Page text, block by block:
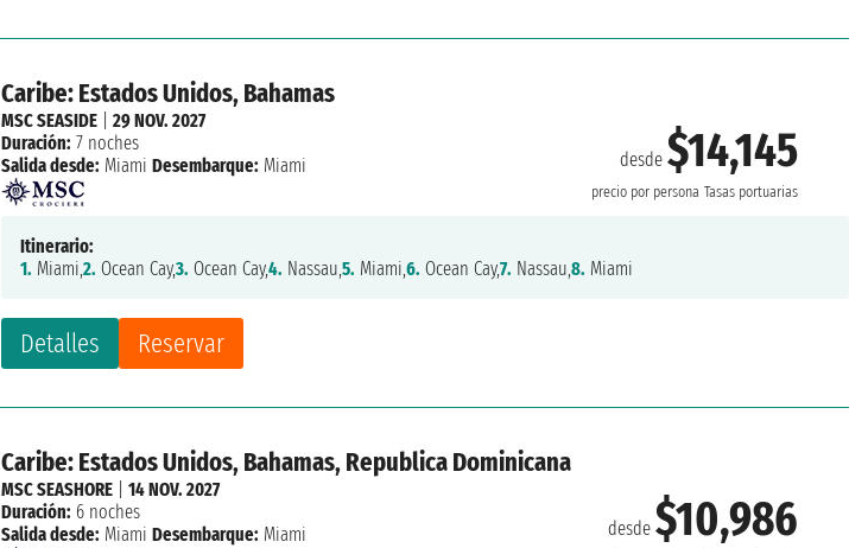
Caribe: Estados Unidos, Bahamas
desde$14,145
precio por persona Tasas portuarias
Detalles Reservar
MSC SEASIDE |29 NOV. 2027
Duración: 7 noches
Salida desde: Miami Desembarque: Miami
Itinerario:
1. Miami,2. Ocean Cay,3. Ocean Cay,4. Nassau,5. Miami,6. Ocean Cay,7. Nassau,8. Miami
Caribe: Estados Unidos, Bahamas, Republica Dominicana
desde$10,986
MSC SEASHORE |14 NOV. 2027
Duración: 6 noches
Salida desde: Miami Desembarque: Miami